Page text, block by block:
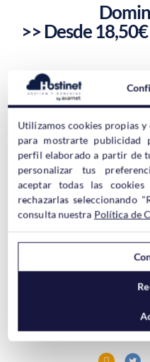
>> Desde
>> Desde 60€
>> Desde
Utilizamos cookies propias
para mostrarte publicidad
perfil elaborado a partir de
personalizar tus
aceptar todas las
rechazarlas seleccionando
consulta nuestra Política de